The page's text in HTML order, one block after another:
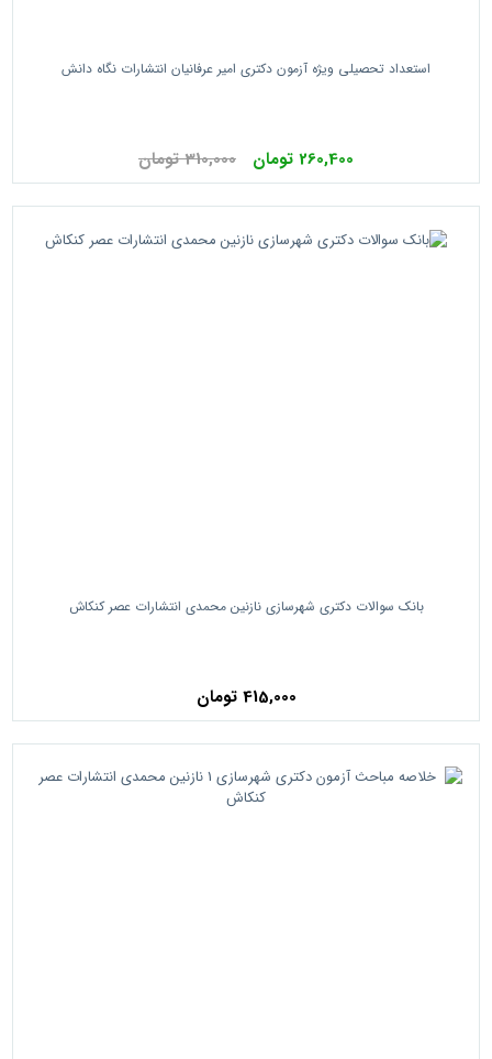
استعداد تحصیلی ویژه آزمون دکتری امیر عرفانیان انتشارات نگاه دانش
260,400 تومان 310,000 تومان
بانک سوالات دکتری شهرسازی نازنین محمدی انتشارات عصر کنکاش
415,000 تومان